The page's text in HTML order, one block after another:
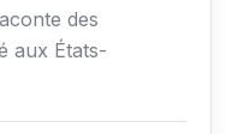
des
aux États-